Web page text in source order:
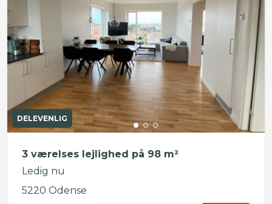
DELEVENLIG
3 værelses lejlighed på 98 m²
Ledig nu
5220 Odense